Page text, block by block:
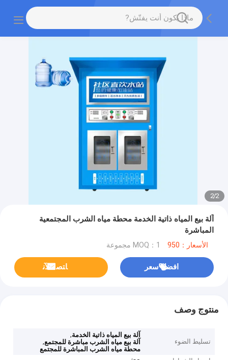
2
/
2
آلة بيع المياه ذاتية الخدمة محطة مياه الشرب المجتمعية
المباشرة
الأسعار：950 MOQ：1 مجموعة
افضل سعر ﺎﺘﺼﻟ ﺍﻶﻧ
منتوج وصف
تسليط الضوء
آلة بيع المياه ذاتية الخدمة,
آلة بيع مياه الشرب مباشرة للمجتمع,
محطة مياه الشرب المباشرة للمجتمع